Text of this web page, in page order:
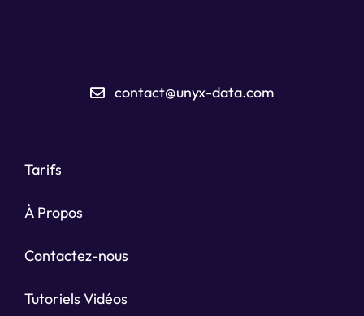
contact@unyx-data.com
Tarifs
À Propos
Contactez-nous
Tutoriels Vidéos